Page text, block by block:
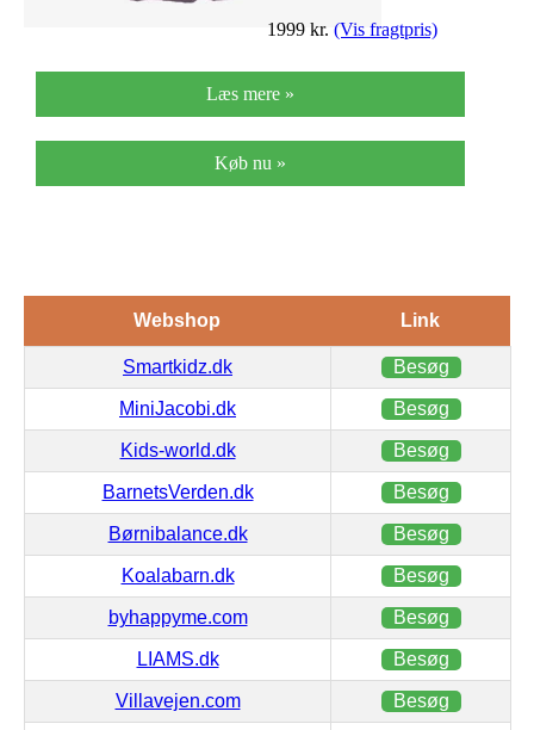
1999 kr. (Vis fragtpris)
Læs mere »
Køb nu »
Webshop Link
Smartkidz.dk Besøg
MiniJacobi.dk Besøg
Kids-world.dk Besøg
BarnetsVerden.dk Besøg
Børnibalance.dk Besøg
Koalabarn.dk Besøg
byhappyme.com Besøg
LIAMS.dk Besøg
Villavejen.com Besøg